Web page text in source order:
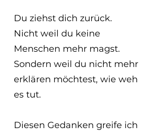
Du ziehst dich zurück.
Nicht weil du keine
Menschen mehr magst.
Sondern weil du nicht mehr
erklären möchtest, wie weh
es tut.
Diesen Gedanken greife ich